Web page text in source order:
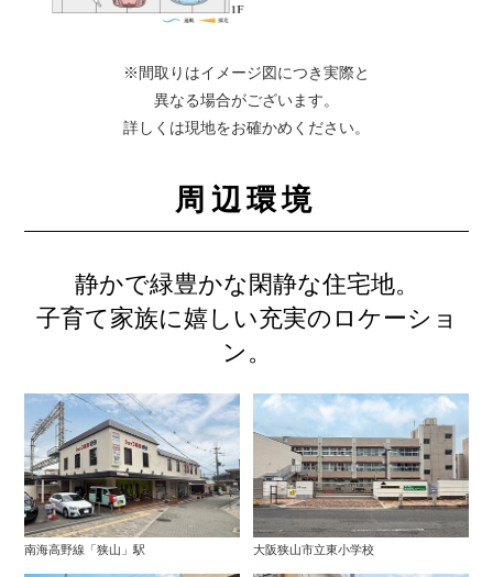
※間取りはイメージ図につき実際と
異なる場合がございます。
詳しくは現地をお確かめください。
周辺環境
静かで緑豊かな閑静な住宅地。
子育て家族に嬉しい充実のロケーショ
ン。
南海高野線「狭山」駅 大阪狭山市立東小学校